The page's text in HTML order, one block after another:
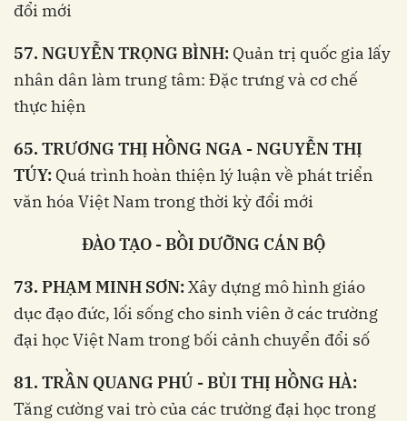
đổi mới
57. NGUYỄN TRỌNG BÌNH: Quản trị quốc gia lấy
nhân dân làm trung tâm: Đặc trưng và cơ chế
thực hiện
65. TRƯƠNG THỊ HỒNG NGA - NGUYỄN THỊ
TÚY: Quá trình hoàn thiện lý luận về phát triển
văn hóa Việt Nam trong thời kỳ đổi mới
ĐÀO TẠO - BỒI DƯỠNG CÁN BỘ
73. PHẠM MINH SƠN:Xây dựng mô hình giáo
dục đạo đức, lối sống cho sinh viên ở các trường
đại học Việt Nam trong bối cảnh chuyển đổi số
81. TRẦN QUANG PHÚ - BÙI THỊ HỒNG HÀ:
Tăng cường vai trò của các trường đại học trong